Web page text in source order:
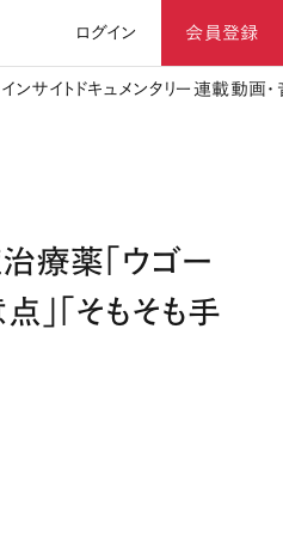
ログイン 会員登録
インサイト ドキュメンタリー 連載動画
療薬「ウゴー
」「そもそも手